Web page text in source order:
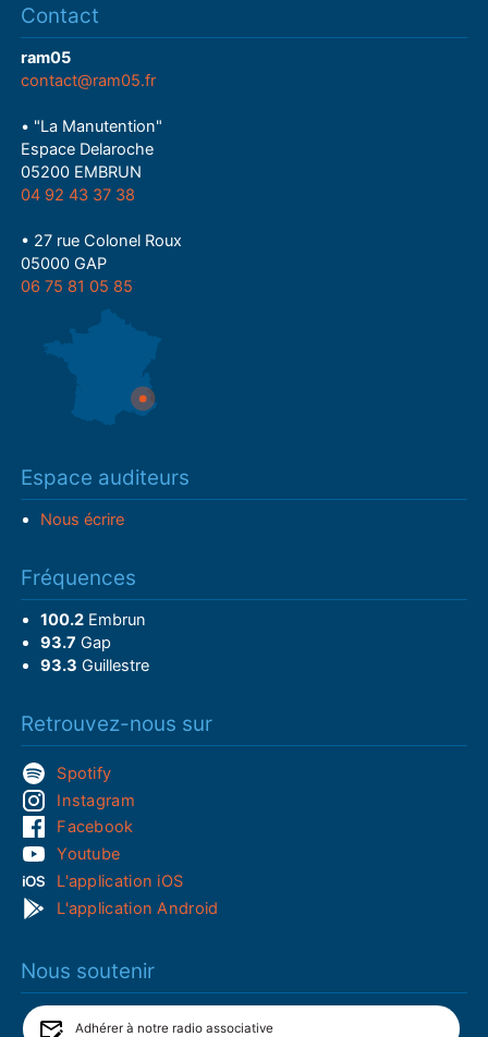
Contact
ram05
contact@ram05.fr
• "La Manutention"
Espace Delaroche
05200 EMBRUN
04 92 43 37 38
• 27 rue Colonel Roux
05000 GAP
06 75 81 05 85
Espace auditeurs
Nous écrire
Fréquences
100.2Embrun
93.7 Gap
93.3 Guillestre
Retrouvez-nous sur
Spotify
Instagram
Facebook
Youtube
L'application iOS
L'application Android
Nous soutenir
Adhérer à notre radio associative